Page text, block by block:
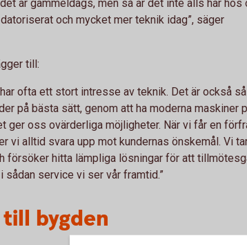
är gammeldags, men så är det inte alls här hos
och mycket mer teknik idag”, säger
till:
ofta ett stort intresse av teknik. Det är också
på bästa sätt, genom att ha moderna maskiner
ger oss ovärderliga möjligheter. När vi får en
vi alltid svara upp mot kundernas önskemål. Vi
försöker hitta lämpliga lösningar för att
sådan service vi ser vår framtid.”
bygden